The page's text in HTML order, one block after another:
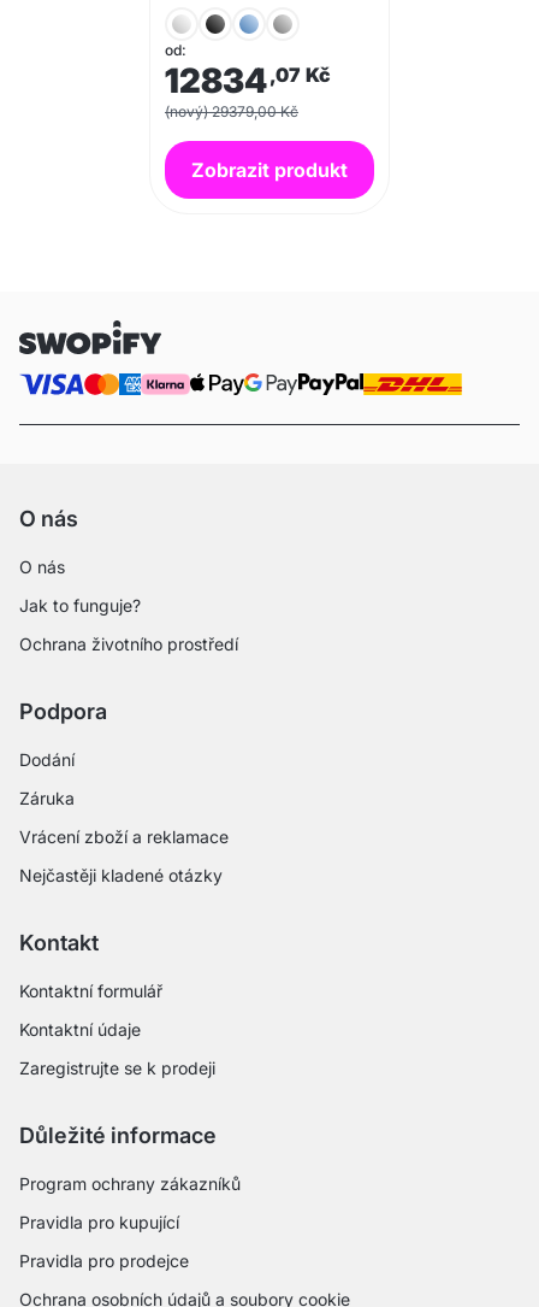
od:
12834,07 Kč
(nový) 29379,00 Kč
Zobrazit produkt
O nás
O nás
Jak to funguje?
Ochrana životního prostředí
Podpora
Dodání
Záruka
Vrácení zboží a reklamace
Nejčastěji kladené otázky
Kontakt
Kontaktní formulář
Kontaktní údaje
Zaregistrujte se k prodeji
Důležité informace
Program ochrany zákazníků
Pravidla pro kupující
Pravidla pro prodejce
Ochrana osobních údajů a soubory cookie